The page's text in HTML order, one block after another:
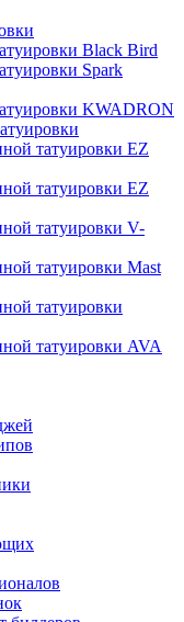
Black Bird
Spark
KWADRON
татуировки EZ
татуировки EZ
татуировки V-
татуировки Mast
татуировки
татуировки AVA